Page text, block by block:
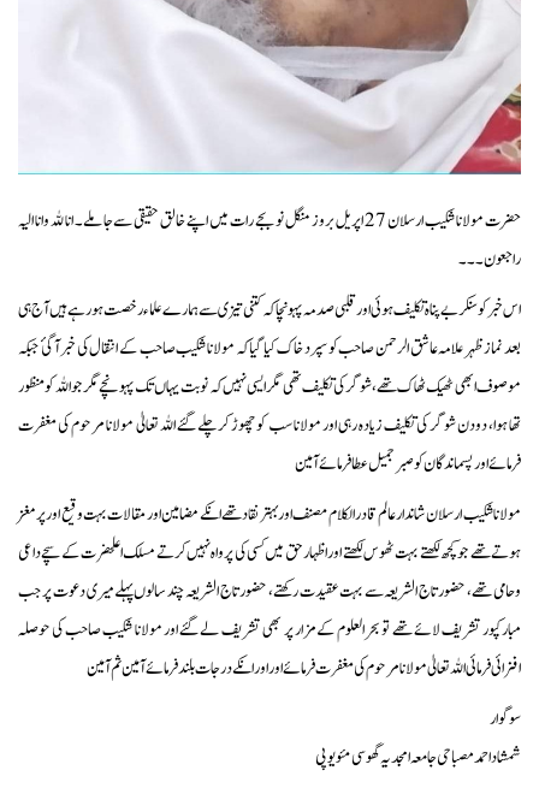
حضرت مولانا شکیب ارسلان 27 اپریل بروز منگل نو بجے رات میں اپنے خالق حقیقی سے جا ملے۔ انا للہ وانا الیہ
راجعون۔۔۔
اس خبر کو سنکر بے پناہ تکلیف ہوئی اور قلبی صدمہ پہونچاکہ کتنی تیزی سے ہمارے علماء رخصت ہورہے ہیں آج ہی
بعد نماز ظہر علامہ عاشق الرحمن صاحب کو سپرد خاک کیا گیا کہ مولانا شکیب صاحب کے انتقال کی خبر آگئ جبکہ
موصوف ابھی ٹھیک ٹھاک تھے، شوگر کی تکلیف تھی مگر ایسی نہیں کہ نوبت یہاں تک پہونچے مگر جو اللہ کو منظور
تھا ہوا، دودن شوگر کی تکلیف زیادہ رہی اور مولانا سب کو چھوڑ کر چلے گئے اللہ تعالیٰ مولانا مرحوم کی مغفرت
فرمائے اور پسماندگان کو صبر جمیل عطا فرمائے آمین
مولانا شکیب ارسلان شاندار عالم قادر الکلام مصنف اور بہتر نقاد تھے انکے مضامین اور مقالات بہت وقیع اور پرمغز
ہوتے تھے جو کچھ لکھتے بہت ٹھوس لکھتے اور اظہار حق میں کسی کی پرواہ نہیں کرتے مسلک اعلحضرت کے سچے داعی
وحامی تھے، حضور تاج الشریعہ سے بہت عقیدت رکھتے، حضور تاج الشریعہ چند سالوں پہلے میری دعوت پر جب
مبارکپور تشریف لائے تھے تو بحر العلوم کے مزار پر بھی تشریف لے گئے اور مولانا شکیب صاحب کی حوصلہ
افزائی فرمائی اللہ تعالیٰ مولانا مرحوم کی مغفرت فرمائے اور اور انکے درجات بلند فرمائے آمین ثم آمین
سوگوار
شمشاد احمد مصباحی جامعہ امجدیہ گھوسی مئو یوپی